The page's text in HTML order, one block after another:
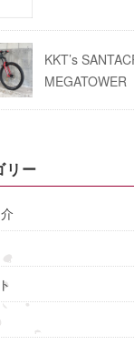
KKT’s
MEGATOWER
リー